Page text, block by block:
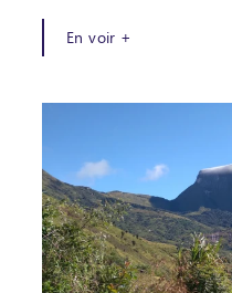
En voir +